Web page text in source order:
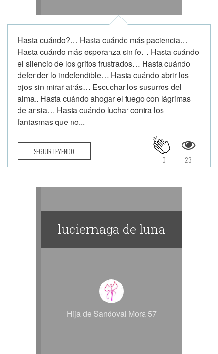
Hasta cuándo?… Hasta cuándo más paciencia…
Hasta cuándo más esperanza sin fe… Hasta cuándo
el silencio de los gritos frustrados… Hasta cuándo
defender lo indefendible… Hasta cuándo abrir los
ojos sin mirar atrás… Escuchar los susurros del
alma.. Hasta cuándo ahogar el fuego con lágrimas
de ansia… Hasta cuándo luchar contra los
fantasmas que no...
SEGUIR LEYENDO
23
0
luciernaga de luna
Hija de Sandoval Mora 57